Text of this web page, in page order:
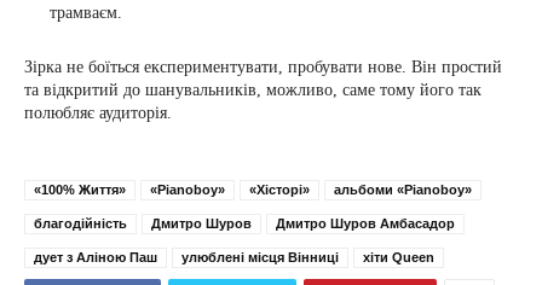
трамваєм.
Зірка не боїться експериментувати, пробувати нове. Він простий
та відкритий до шанувальників, можливо, саме тому його так
полюбляє аудиторія.
«100% Життя» «Pianoboy» «Хісторі» альбоми «Pianoboy»
благодійність Дмитро Шуров Дмитро Шуров Амбасадор
дует з Аліною Паш улюблені місця Вінниці хіти Queen